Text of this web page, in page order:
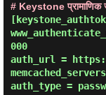
# Keystone प्रामाणिक
000
auth_url =
auth_type =